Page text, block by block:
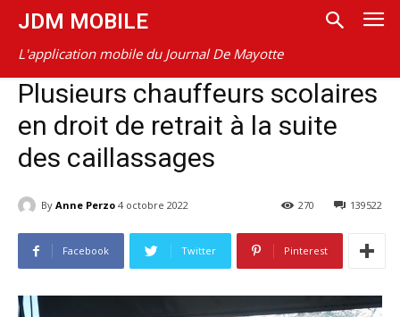
JDM MOBILE
L'application mobile du Journal De Mayotte
Plusieurs chauffeurs scolaires
en droit de retrait à la suite
des caillassages
By Anne Perzo 4 octobre 2022 139522
270
Facebook Twitter Pinterest